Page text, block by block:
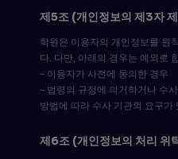
제5조 (개인정보의 제3자
학원은 이용자의 개인정보를 원
다. 다만, 아래의 경우는 예외로
– 이용자가 사전에 동의한 경우
– 법령의 규정에 의거하거나 수
방법에 따라 수사 기관의 요구가
제6조 (개인정보의 처리 위